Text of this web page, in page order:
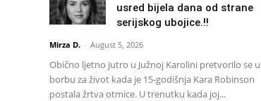
usred bijela dana od strane
serijskog ubojice.!!
Mirza D. - August 5, 2026
Obično ljetno jutro u Južnoj Karolini pretvorilo se u
borbu za život kada je 15-godišnja Kara Robinson
postala žrtva otmice. U trenutku kada joj...